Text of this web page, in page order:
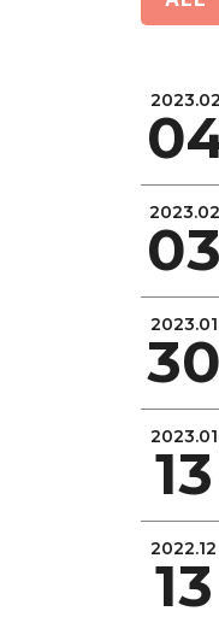
2023.02
2023.02
03
2023.01
30
2023.01
13
2022.12
13